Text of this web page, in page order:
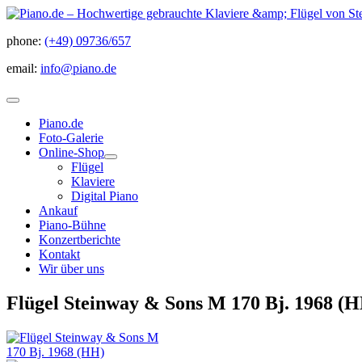
phone: (+49) 09736/657
email: info@piano.de
Piano.de
Foto-Galerie
Online-Shop
Flügel
Klaviere
Digital Piano
Ankauf
Piano-Bühne
Konzertberichte
Kontakt
Wir über uns
Flügel Steinway & Sons M 170 Bj. 1968